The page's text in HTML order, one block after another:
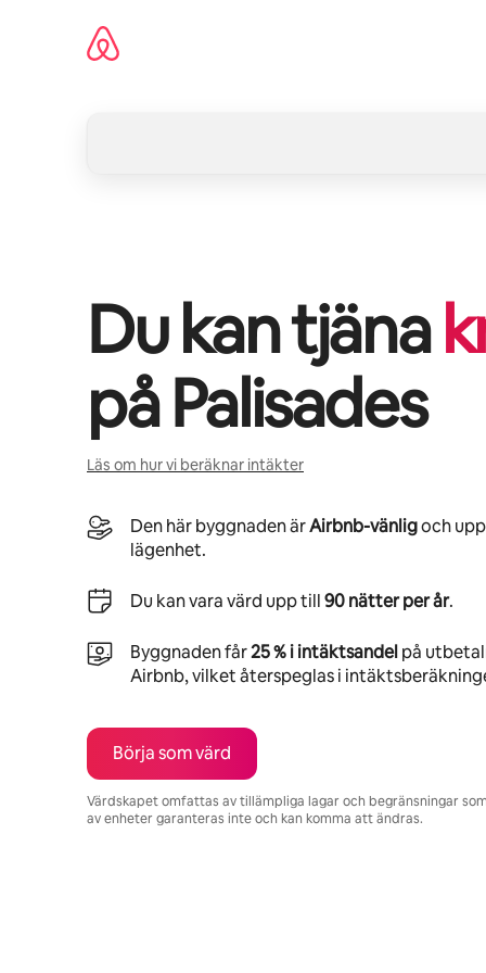
Du kan tjäna
påPalisades
Läs om hur vi beräknar intäkter
Den här byggnaden ärAirbnb-vänligoch
lägenhet.
Du kan vara värd upp till90 nätter per år.
Byggnaden får25 % i intäktsandelpå
Airbnb, vilket återspeglas i
Börja som värd
Värdskapet omfattas av tillämpliga lagar och begränsningar
av enheter garanteras inte och kan komma att ändras.